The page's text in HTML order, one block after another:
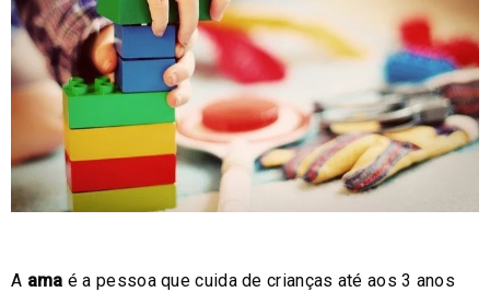
A ama é a pessoa que cuida de crianças até aos 3 anos